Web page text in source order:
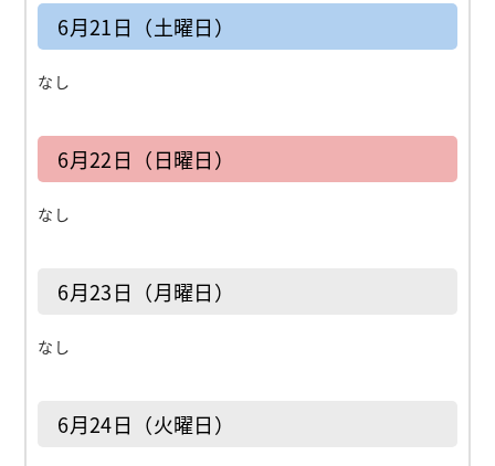
6月21日（土曜日）
なし
6月22日（日曜日）
なし
6月23日（月曜日）
なし
6月24日（火曜日）